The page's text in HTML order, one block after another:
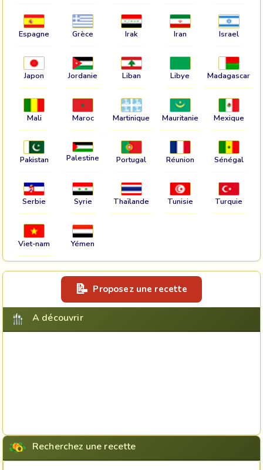
Espagne Grèce Irak Iran Israel
Japon Jordanie Liban Libye Madagascar
Mali Maroc Martinique Mauritanie Mexique
Pakistan Palestine Portugal Réunion Sénégal
Serbie Syrie Thaïlande Tunisie Turquie
Viet-nam Yémen
Proposez une recette
A découvrir
Recherchez une recette